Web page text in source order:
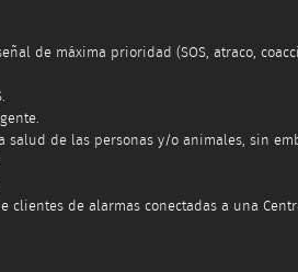
de máxima prioridad (SOS, atraco,
de las personas y/o animales, sin
de alarmas conectadas a una